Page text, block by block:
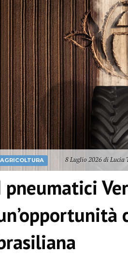
AGRICOLTURA 8 Luglio 2026 di Lucia
pneumatici